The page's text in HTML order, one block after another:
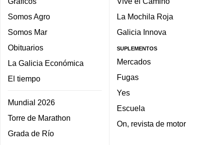
Somos Agro
Somos Mar
Obituarios
La Galicia Económica
El tiempo
Mundial 2026
Torre de Marathon
Grada de Río
La Mochila Roja
Galicia Innova
SUPLEMENTOS
Mercados
Fugas
Yes
Escuela
On, revista de motor